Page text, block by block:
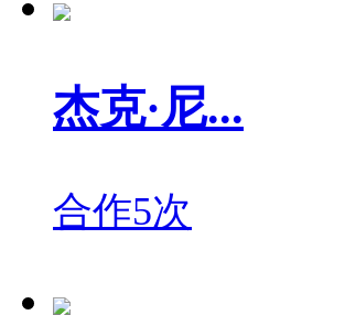
杰克·尼...
合作5次